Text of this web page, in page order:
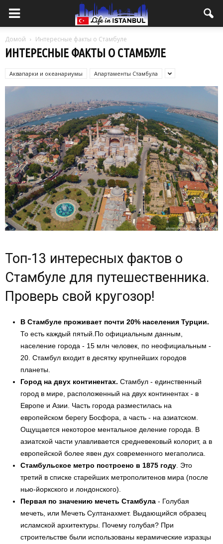
Домой Интересные факты о Стамбуле
ИНТЕРЕСНЫЕ ФАКТЫ О СТАМБУЛЕ
Аквапарки и океанариумы Апартаменты Стамбула
Топ-13 интересных фактов о
Стамбуле для путешественника.
Проверь свой кругозор!
В Стамбуле проживает почти 20% населения Турции.
То есть каждый пятый.По официальным данным,
население города - 15 млн человек, по неофициальным -
20. Стамбул входит в десятку крупнейших городов
планеты.
Город на двух континентах. Стамбул - единственный
город в мире, расположенный на двух континентах - в
Европе и Азии. Часть города разместилась на
европейском берегу Босфора, а часть - на азиатском.
Ощущается некоторое ментальное деление города. В
азиатской части улавливается средневековый колорит, а в
европейской более явен дух современного мегаполиса.
Стамбульское метро построено в 1875 году . Это
третий в списке старейших метрополитенов мира (после
нью-йоркского и лондонского).
Первая по значению мечеть Стамбула - Голубая
мечеть, или Мечеть Султанахмет. Выдающийся образец
исламской архитектуры. Почему голубая? При
строительстве были использованы керамические изразцы